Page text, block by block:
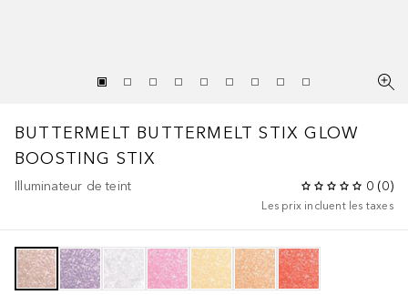
BUTTERMELT BUTTERMELT STIX GLOW
BOOSTING STIX
Illuminateur de teint 0 (0)
Les prix incluent les taxes